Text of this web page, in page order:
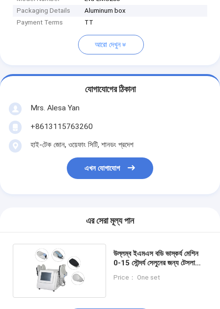
Packaging Details
Aluminum box
Payment Terms
TT
আরো দেখুন
যোগাযোগের ঠিকানা
Mrs. Alesa Yan
+8613115763260
হাই-টেক জোন, ওয়েফাং সিটি, শানডং প্রদেশ
এখন যোগাযোগ
এর সেরা মূল্য পান
উল্লম্ব ইএমএস বডি ভাস্কর্য মেশিন
0-15 সৌন্দর্য সেলুনের জন্য টেসলা
Price： One set